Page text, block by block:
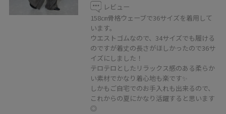
お気に入り登録頂くと【お気に入り】タブからすぐに見
直しやすくご覧頂く事ができます。フォローもポチッと
してもらえるととても嬉しいので、そちらも是非ご利用
京都藤井大丸店では、代引き通販対応も承っておりま
レビュー
158㎝骨格ウェーブで36サイズを着用して
います。
ウエストゴムなので、34サイズでも履ける
のですが着丈の長さがほしかったので36サ
イズにしました！
テロテロとしたリラックス感のある柔らか
い素材でかなり着心地も楽です✨
しかもご自宅でのお手入れも出来るので、
これからの夏にかなり活躍すると思います
◎